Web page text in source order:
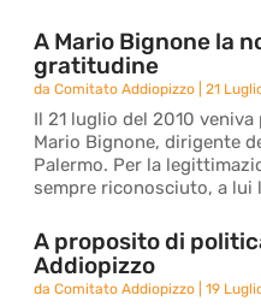
A Mario Bignone la
gratitudine
daComitato Addiopizzo |21
Il 21 luglio del 2010
Mario Bignone, dirigente
Palermo. Per la
sempre riconosciuto, a
A proposito di
Addiopizzo
daComitato Addiopizzo |19